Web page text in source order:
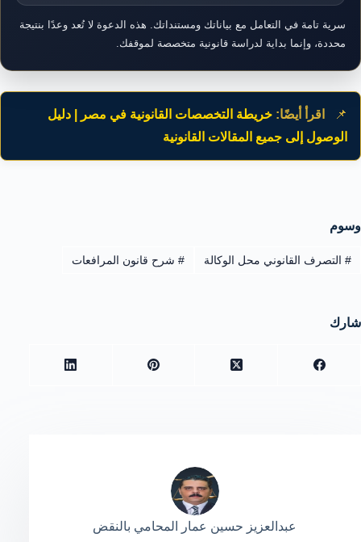
سرية تامة في التعامل مع بياناتك ومستنداتك. هذه الدعوة لا تُعد وعدًا بنتيجة
محددة، وإنما بداية لدراسة قانونية متخصصة لموقفك.
📌 اقرأ أيضًا: خريطة التخصصات القانونية في مصر | دليل
الوصول إلى جميع المقالات القانونية
وسوم
#التصرف القانوني محل الوكالة #شرح قانون المرافعات
شارك
عبدالعزيز حسين عمار المحامي بالنقض